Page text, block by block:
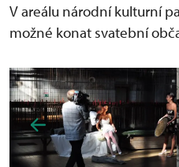
V areálu národní kulturní
možné konat svatební